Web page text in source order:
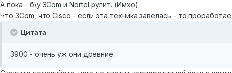
А пока - б\у 3Com и Nortel рулит. (Имхо)
Что 3Com, что Cisco - если эта техника завелась - то
Цитата
3900 - очень уж они древние.